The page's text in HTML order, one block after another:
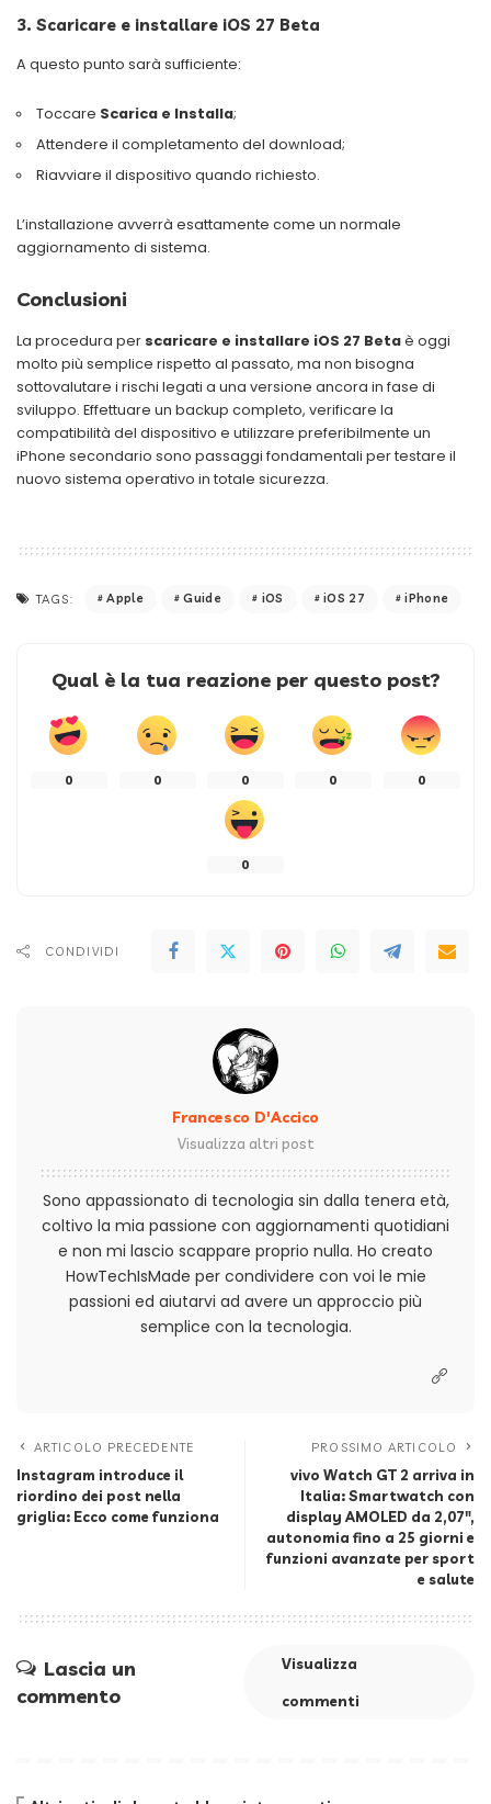
3. Scaricare e installare iOS 27 Beta
A questo punto sarà sufficiente:
Toccare Scarica e Installa;
Attendere il completamento del download;
Riavviare il dispositivo quando richiesto.
L’installazione avverrà esattamente come un normale
aggiornamento di sistema.
Conclusioni
La procedura per scaricare e installare iOS 27 Betaè oggi
molto più semplice rispetto al passato, ma non bisogna
sottovalutare i rischi legati a una versione ancora in fase di
sviluppo. Effettuare un backup completo, verificare la
compatibilità del dispositivo e utilizzare preferibilmente un
iPhone secondario sono passaggi fondamentali per testare il
nuovo sistema operativo in totale sicurezza.
TAGS: Apple Guide iOS iOS 27 iPhone
Qual è la tua reazione per questo post?
0 0 0 0 0
0
CONDIVIDI
Francesco D'Accico
Visualizza altri post
Sono appassionato di tecnologia sin dalla tenera età,
coltivo la mia passione con aggiornamenti quotidiani
e non mi lascio scappare proprio nulla. Ho creato
HowTechIsMade per condividere con voi le mie
passioni ed aiutarvi ad avere un approccio più
semplice con la tecnologia.
ARTICOLO PRECEDENTE
Instagram introduce il
riordino dei post nella
griglia: Ecco come funziona
PROSSIMO ARTICOLO
vivo Watch GT 2 arriva in
Italia: Smartwatch con
display AMOLED da 2,07″,
autonomia fino a 25 giorni e
funzioni avanzate per sport
e salute
Lascia un
commento
Visualizza
commenti